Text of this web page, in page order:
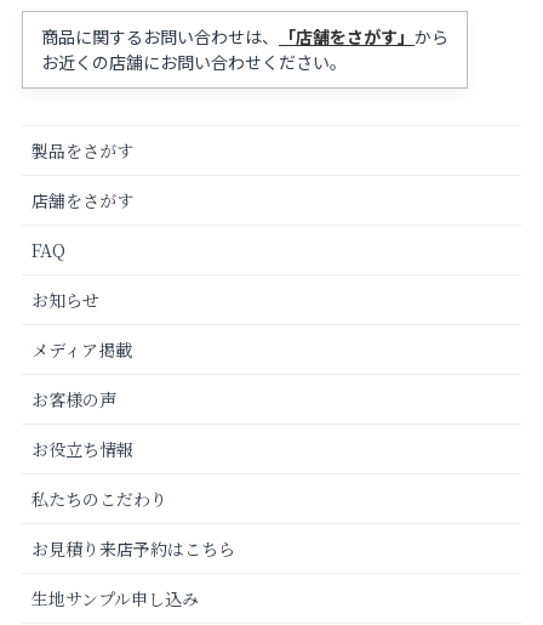
商品に関するお問い合わせは、 「店舗をさがす」 から
お近くの店舗にお問い合わせください。
製品をさがす
店舗をさがす
FAQ
お知らせ
メディア掲載
お客様の声
お役立ち情報
私たちのこだわり
お見積り来店予約はこちら
生地サンプル申し込み